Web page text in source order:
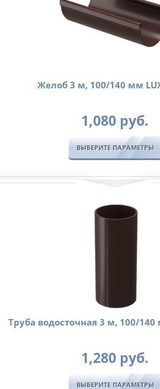
Желоб 3 м, 100/140 мм
1,080 руб.
ВЫБЕРИТЕ ПАРАМЕТРЫ
Труба водосточная 3 м, 100/140
1,280 руб.
ВЫБЕРИТЕ ПАРАМЕТРЫ